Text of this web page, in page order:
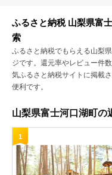
ふるさと納税 山梨県富
索
ふるさと納税でもらえる山梨
ジです。還元率やレビュー件
気ふるさと納税サイトに掲載
便利です。
山梨県富士河口湖町の
1